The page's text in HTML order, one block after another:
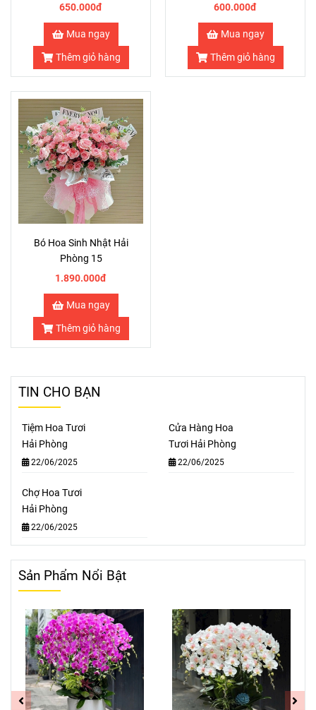
650.000đ
Mua ngay
Thêm giỏ hàng
600.000đ
Mua ngay
Thêm giỏ hàng
Bó Hoa Sinh Nhật Hải
Phòng 15
1.890.000đ
Mua ngay
Thêm giỏ hàng
TIN CHO BẠN
Tiệm Hoa Tươi
Hải Phòng
22/06/2025
Cửa Hàng Hoa
Tươi Hải Phòng
22/06/2025
Chợ Hoa Tươi
Hải Phòng
22/06/2025
Sản Phẩm Nổi Bật